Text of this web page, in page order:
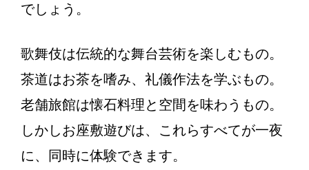
でしょう。
歌舞伎は伝統的な舞台芸術を楽しむもの。
茶道はお茶を嗜み、礼儀作法を学ぶもの。
老舗旅館は懐石料理と空間を味わうもの。
しかしお座敷遊びは、これらすべてが一夜
に、同時に体験できます。